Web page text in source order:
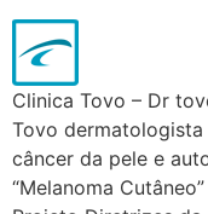
Clinica Tovo – Dr
Tovo dermatologista
câncer da pele e
“Melanoma